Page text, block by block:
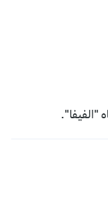
"الفيفا".